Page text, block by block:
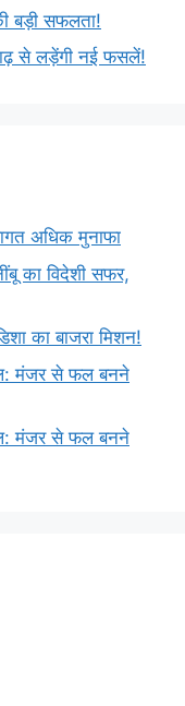
बड़ी सफलता!
से लड़ेंगी नई फसलें!
अधिक मुनाफा
का विदेशी सफर,
का बाजरा मिशन!
मंजर से फल बनने
मंजर से फल बनने